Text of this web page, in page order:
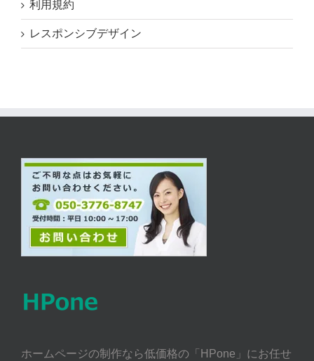
利用規約
レスポンシブデザイン
ホームページの制作なら低価格の「HPone」にお任せ